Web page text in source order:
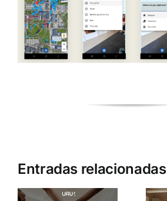
Entradas relacionadas